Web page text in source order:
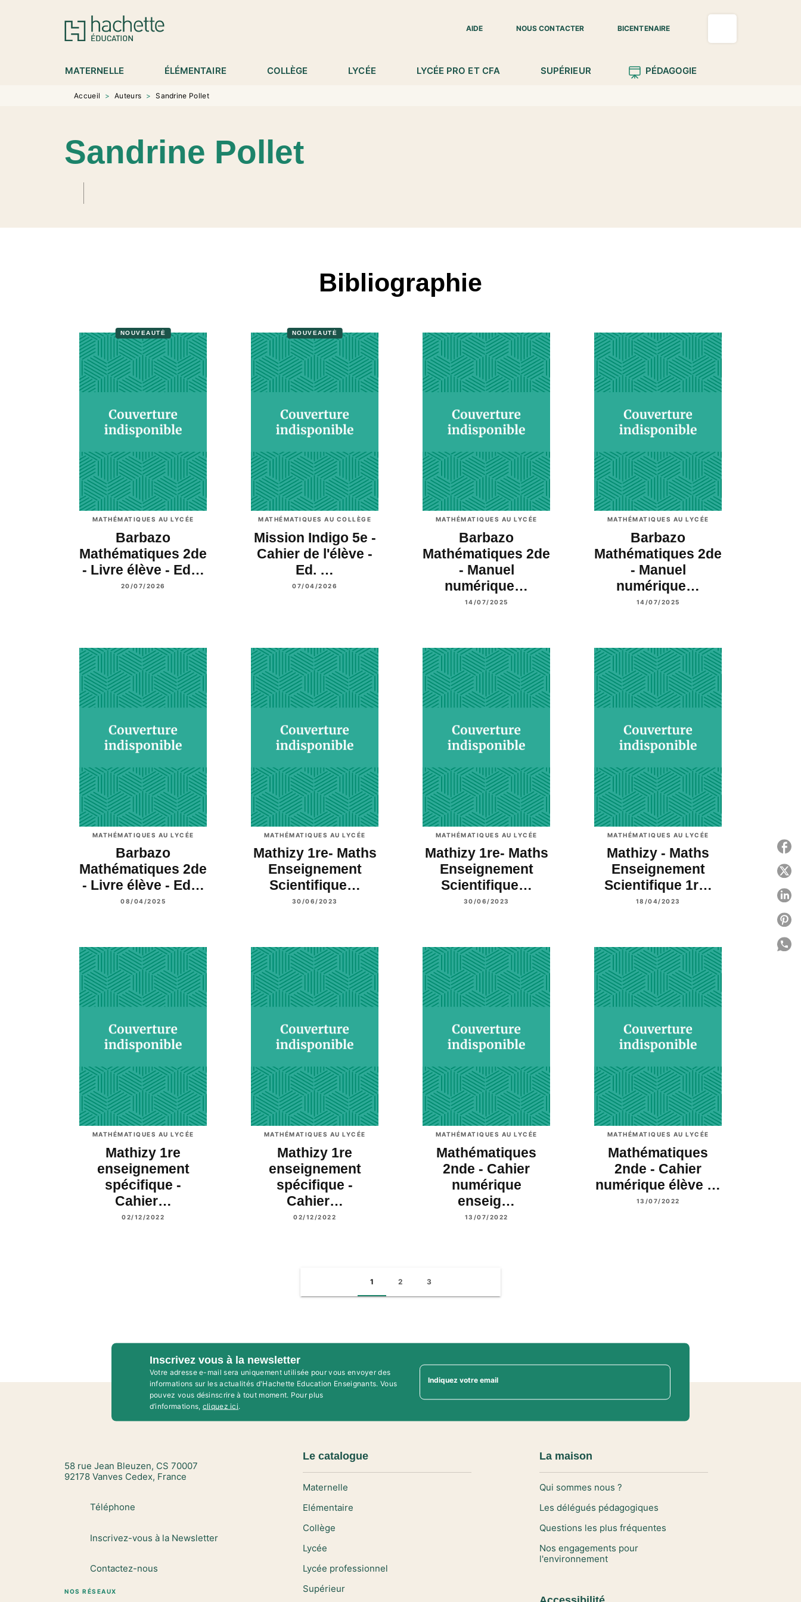
MENU RECHERCHE
AIDE
NOUS CONTACTER BICENTENAIRE
MATERNELLE ÉLÉMENTAIRE COLLÈGE LYCÉE LYCÉE PRO ET CFA SUPÉRIEUR PÉDAGOGIE
Accueil > Auteurs > Sandrine Pollet
Sandrine Pollet
Bibliographie
NOUVEAUTÉ
MATHÉMATIQUES AU LYCÉE
Barbazo
Mathématiques 2de
- Livre élève - Ed…
20/07/2026
NOUVEAUTÉ
MATHÉMATIQUES AU COLLÈGE
Mission Indigo 5e -
Cahier de l'élève -
Ed. …
07/04/2026
MATHÉMATIQUES AU LYCÉE
Barbazo
Mathématiques 2de
- Manuel
numérique…
14/07/2025
MATHÉMATIQUES AU LYCÉE
Barbazo
Mathématiques 2de
- Manuel
numérique…
14/07/2025
MATHÉMATIQUES AU LYCÉE
Barbazo
Mathématiques 2de
- Livre élève - Ed…
08/04/2025
MATHÉMATIQUES AU LYCÉE
Mathizy 1re- Maths
Enseignement
Scientifique…
30/06/2023
MATHÉMATIQUES AU LYCÉE
Mathizy 1re- Maths
Enseignement
Scientifique…
30/06/2023
MATHÉMATIQUES AU LYCÉE
Mathizy - Maths
Enseignement
Scientifique 1r…
18/04/2023
MATHÉMATIQUES AU LYCÉE
Mathizy 1re
enseignement
spécifique -
Cahier…
02/12/2022
MATHÉMATIQUES AU LYCÉE
Mathizy 1re
enseignement
spécifique -
Cahier…
02/12/2022
MATHÉMATIQUES AU LYCÉE
Mathématiques
2nde - Cahier
numérique
enseig…
13/07/2022
MATHÉMATIQUES AU LYCÉE
Mathématiques
2nde - Cahier
numérique élève …
13/07/2022
1 2 3
Inscrivez vous à la newsletter
Votre adresse e-mail sera uniquement utilisée pour vous envoyer des
informations sur les actualités d'Hachette Education Enseignants. Vous
pouvez vous désinscrire à tout moment. Pour plus
d’informations, cliquez ici.
Indiquez votre email
58 rue Jean Bleuzen, CS 70007
92178 Vanves Cedex, France
Téléphone
Inscrivez-vous à la Newsletter
Contactez-nous
NOS RÉSEAUX
Le catalogue
Maternelle
Elémentaire
Collège
Lycée
Lycée professionnel
Supérieur
La maison
Qui sommes nous ?
Les délégués pédagogiques
Questions les plus fréquentes
Nos engagements pour
l'environnement